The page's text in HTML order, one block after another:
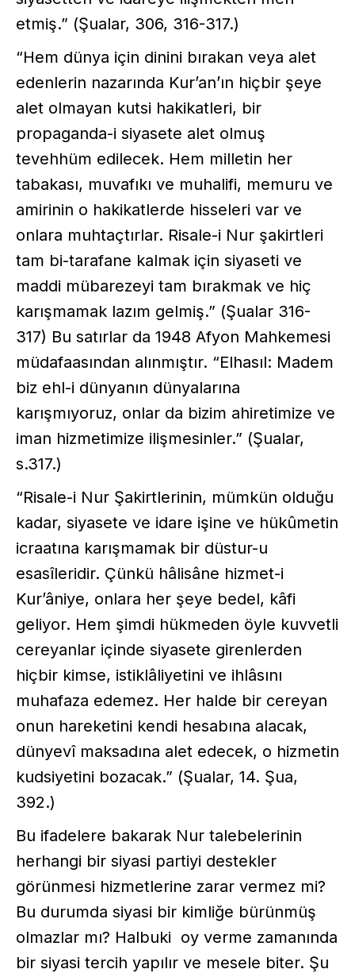
etmiş.” (Şualar, 306, 316-317.)
“Hem dünya için dinini bırakan veya alet
edenlerin nazarında Kur’an’ın hiçbir şeye
alet olmayan kutsi hakikatleri, bir
propaganda-i siyasete alet olmuş
tevehhüm edilecek. Hem milletin her
tabakası, muvafıkı ve muhalifi, memuru ve
amirinin o hakikatlerde hisseleri var ve
onlara muhtaçtırlar. Risale-i Nur şakirtleri
tam bi-tarafane kalmak için siyaseti ve
maddi mübarezeyi tam bırakmak ve hiç
karışmamak lazım gelmiş.” (Şualar 316-
317) Bu satırlar da 1948 Afyon Mahkemesi
müdafaasından alınmıştır. “Elhasıl: Madem
biz ehl-i dünyanın dünyalarına
karışmıyoruz, onlar da bizim ahiretimize ve
iman hizmetimize ilişmesinler.” (Şualar,
s.317.)
“Risale-i Nur Şakirtlerinin, mümkün olduğu
kadar, siyasete ve idare işine ve hükûmetin
icraatına karışmamak bir düstur-u
esasîleridir. Çünkü hâlisâne hizmet-i
Kur’âniye, onlara her şeye bedel, kâfi
geliyor. Hem şimdi hükmeden öyle kuvvetli
cereyanlar içinde siyasete girenlerden
hiçbir kimse, istiklâliyetini ve ihlâsını
muhafaza edemez. Her halde bir cereyan
onun hareketini kendi hesabına alacak,
dünyevî maksadına alet edecek, o hizmetin
kudsiyetini bozacak.” (Şualar, 14. Şua,
392.)
Bu ifadelere bakarak Nur talebelerinin
herhangi bir siyasi partiyi destekler
görünmesi hizmetlerine zarar vermez mi?
Bu durumda siyasi bir kimliğe bürünmüş
olmazlar mı? Halbuki oy verme zamanında
bir siyasi tercih yapılır ve mesele biter. Şu